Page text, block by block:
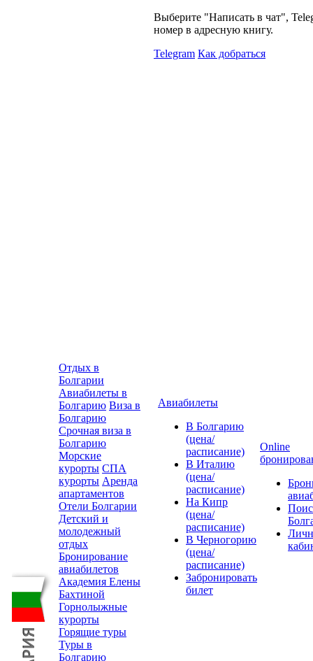
Выберите "Написать в чат",
номер в адресную книгу.
Telegram Как добраться
Отдых в
Болгарии
Авиабилеты в
Болгарию Виза в
Болгарию
Срочная виза в
Болгарию
Морские
курорты СПА
курорты Аренда
апартаментов
Отели Болгарии
Детский и
молодежный
отдых
Бронирование
авиабилетов
Академия Елены
Бахтиной
Горнолыжные
курорты
Горящие туры
Туры в
Болгарию
Авиабилеты
В Болгарию
(цена/
расписание)
В Италию
(цена/
расписание)
На Кипр
(цена/
расписание)
В Черногорию
(цена/
расписание)
Забронировать
билет
Online